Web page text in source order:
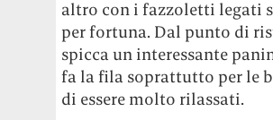
altro con i fazzoletti legati
per fortuna. Dal punto di
spicca un interessante
fa la fila soprattutto per le
di essere molto rilassati.